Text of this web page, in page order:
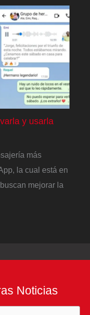
y usarla
más
la cual está en
mejorar la
Noticias